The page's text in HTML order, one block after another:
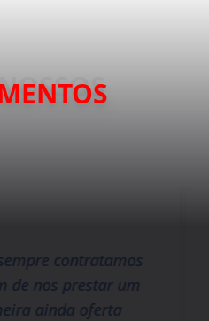
contratamos
de nos prestar um
ainda oferta